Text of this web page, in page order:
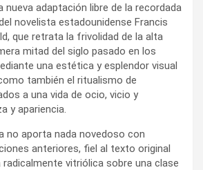
nueva adaptación libre de la recordada
novelista estadounidense Francis
que retrata la frivolidad de la alta
mitad del siglo pasado en los
una estética y esplendor visual
también el ritualismo de
a una vida de ocio, vicio y
y apariencia.
no aporta nada novedoso con
anteriores, fiel al texto original
vitriólica sobre una clase